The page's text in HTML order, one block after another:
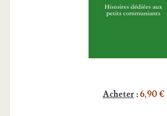
Acheter: 6,90 €